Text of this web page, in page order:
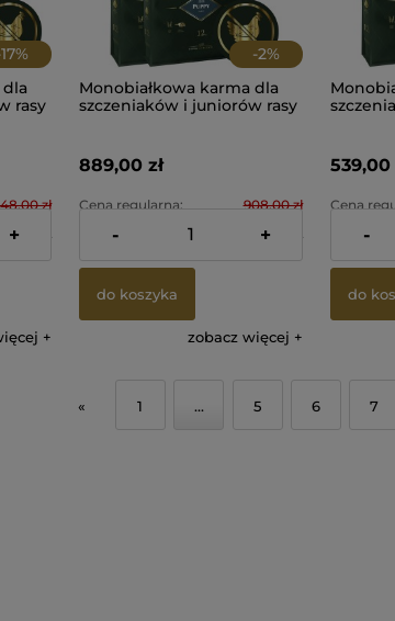
17%
rasy
zł
628,00 zł
+
-2%
Monobiałkowa karma dla
szczeniaków i juniorów rasy
Prime
889,00 zł
Cena regularna: 908,00 zł
Najniższa cena: 878,00 zł
- +
do koszyka
zobacz więcej
Prime
539,00
Cena
Najniższa
-
do
« 1 ... 5 6 7